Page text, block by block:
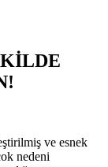
ve esnek
nedeni